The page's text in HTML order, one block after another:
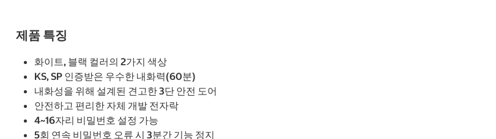
제품 특징
화이트, 블랙 컬러의 2가지 색상
KS, SP 인증받은 우수한 내화력(60분)
내화성을 위해 설계된 견고한 3단 안전 도어
안전하고 편리한 자체 개발 전자락
4~16자리 비밀번호 설정 가능
5회 연속 비밀번호 오류 시 3분간 기능 정지